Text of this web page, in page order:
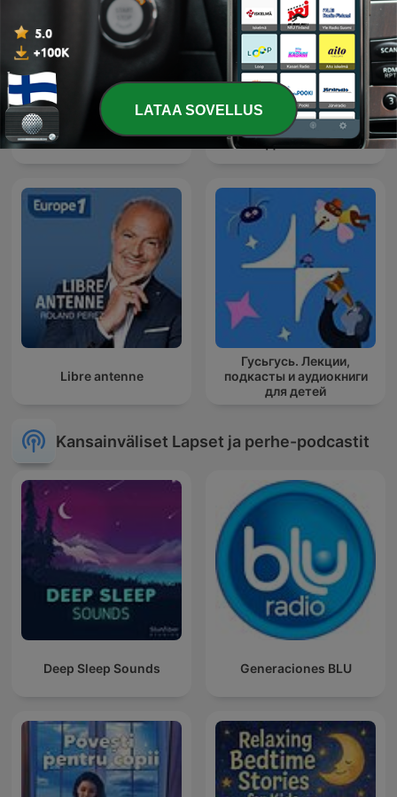
Kaikkien lasten Suomi
ХРУМ или Сказочный
Детектив
Libre antenne
Гусьгусь. Лекции,
подкасты и аудиокниги
для детей
Kansainväliset Lapset ja perhe-podcastit
Deep Sleep Sounds Generaciones BLU
LATAA SOVELLUS